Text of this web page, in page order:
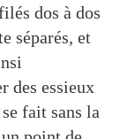
dos à dos
séparés, et
des essieux
fait sans la